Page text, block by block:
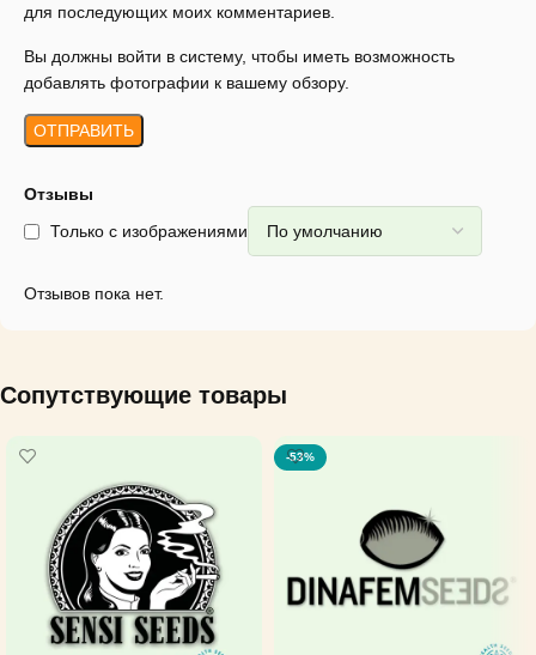
Отзывы
Только с изображениями
Отзывов пока нет.
для последующих моих комментариев.
Вы должны войти в систему, чтобы иметь возможность
добавлять фотографии к вашему обзору.
Сопутствующие товары
-53%